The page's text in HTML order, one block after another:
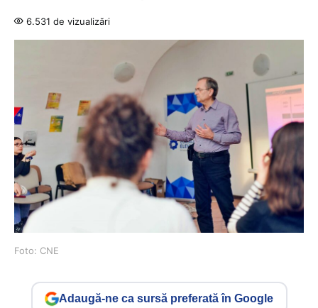
6.531 de vizualizări
Foto: CNE
Adaugă-ne ca sursă preferată în Google